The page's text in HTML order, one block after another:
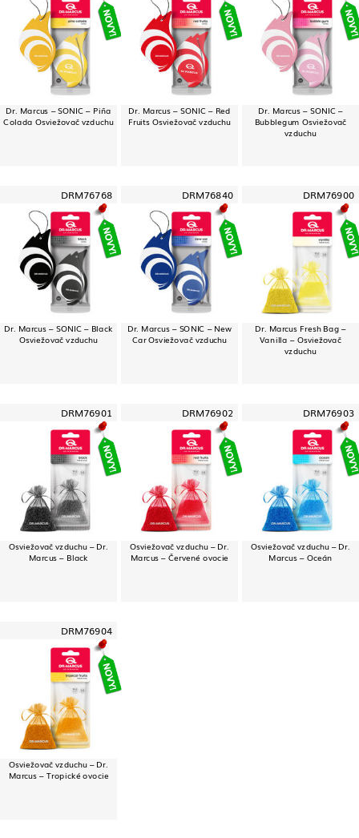
Dr. Marcus – SONIC – Piña
Colada Osviežovač vzduchu
Dr. Marcus – SONIC – Red
Fruits Osviežovač vzduchu
Dr. Marcus – SONIC –
Bubblegum Osviežovač
vzduchu
DRM76768
Dr. Marcus – SONIC – Black
Osviežovač vzduchu
DRM76840
Dr. Marcus – SONIC – New
Car Osviežovač vzduchu
DRM76900
Dr. Marcus Fresh Bag –
Vanilla – Osviežovač
vzduchu
DRM76901
Osviežovač vzduchu – Dr.
Marcus – Black
DRM76902
Osviežovač vzduchu – Dr.
Marcus – Červené ovocie
DRM76903
Osviežovač vzduchu – Dr.
Marcus – Oceán
DRM76904
Osviežovač vzduchu – Dr.
Marcus – Tropické ovocie